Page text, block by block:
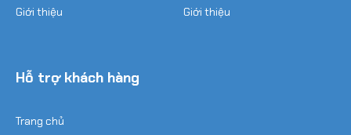
Giới thiệu Giới thiệu
Hỗ trợ khách hàng
Trang chủ